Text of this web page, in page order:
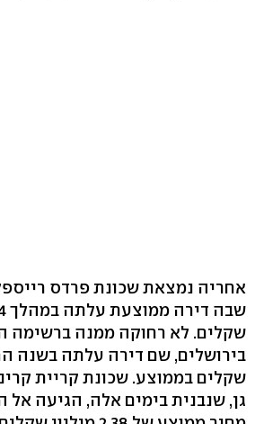
אחריה נמצאת שכונת פרדס
שקלים. לא רחוקה ממנה ברשימה
שקלים בממוצע. שכונת קריית
גן, שנבנית בימים אלה, הגיעה